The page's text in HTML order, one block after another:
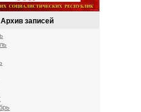
Архив записей